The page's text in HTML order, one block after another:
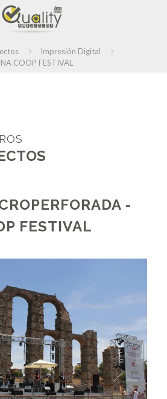
Impresión Digital
COOP FESTIVAL
-
FESTIVAL